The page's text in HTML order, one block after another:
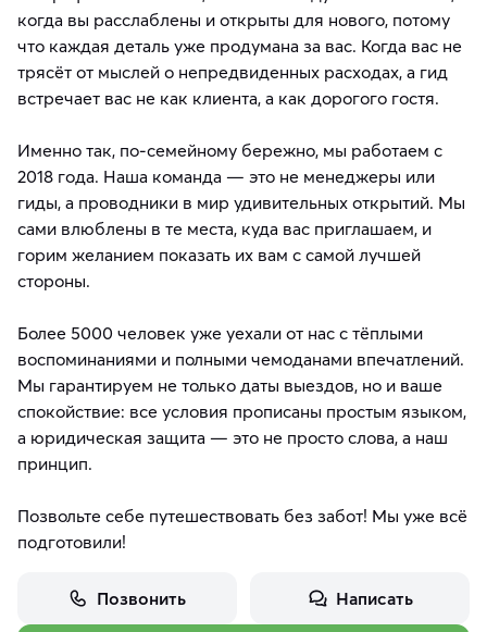
когда вы расслаблены и открыты для нового, потому
что каждая деталь уже продумана за вас. Когда вас не
трясёт от мыслей о непредвиденных расходах, а гид
встречает вас не как клиента, а как дорогого гостя.
Именно так, по-семейному бережно, мы работаем с
2018 года. Наша команда — это не менеджеры или
гиды, а проводники в мир удивительных открытий. Мы
сами влюблены в те места, куда вас приглашаем, и
горим желанием показать их вам с самой лучшей
стороны.
Более 5000 человек уже уехали от нас с тёплыми
воспоминаниями и полными чемоданами впечатлений.
Мы гарантируем не только даты выездов, но и ваше
спокойствие: все условия прописаны простым языком,
а юридическая защита — это не просто слова, а наш
принцип.
Позвольте себе путешествовать без забот! Мы уже всё
подготовили!
Позвонить Написать